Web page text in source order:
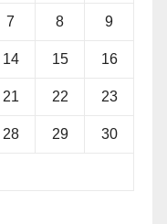
7 8 9
14 15 16
21 22 23
28 29 30